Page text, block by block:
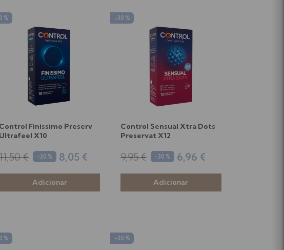
%
Control Finissimo Preserv
Ultrafeel X10
€ -30 % 8,05 €
-30 %
Control Sensual Xtra Dots
Preservat X12
9,95 € -30 % 6,96 €
% -30 %